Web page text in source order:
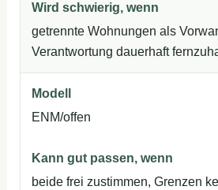
getrennte Wohnungen als
Verantwortung dauerhaft
ENM/offen
beide frei zustimmen, Grenzen